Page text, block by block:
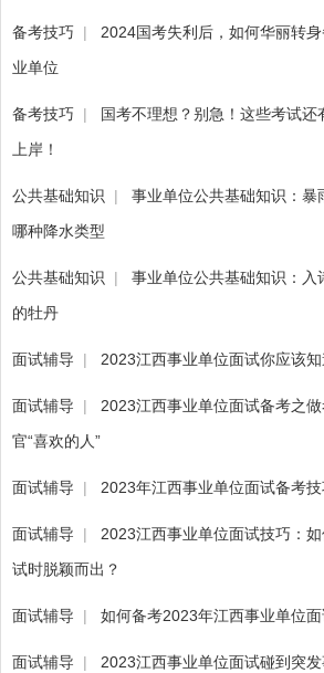
备考技巧 |
2024国考失利后，如何华丽转
业单位
备考技巧 |
国考不理想？别急！这些考试还
上岸！
公共基础知识 |
事业单位公共基础知识：暴
哪种降水类型
公共基础知识 |
事业单位公共基础知识：入
的牡丹
面试辅导 | 2023江西事业单位面试你应该
面试辅导 |
2023江西事业单位面试备考之
官“喜欢的人”
面试辅导 | 2023年江西事业单位面试备考
面试辅导 |
2023江西事业单位面试技巧：
试时脱颖而出？
面试辅导 | 如何备考2023年江西事业单位面
面试辅导 |
2023江西事业单位面试碰到突